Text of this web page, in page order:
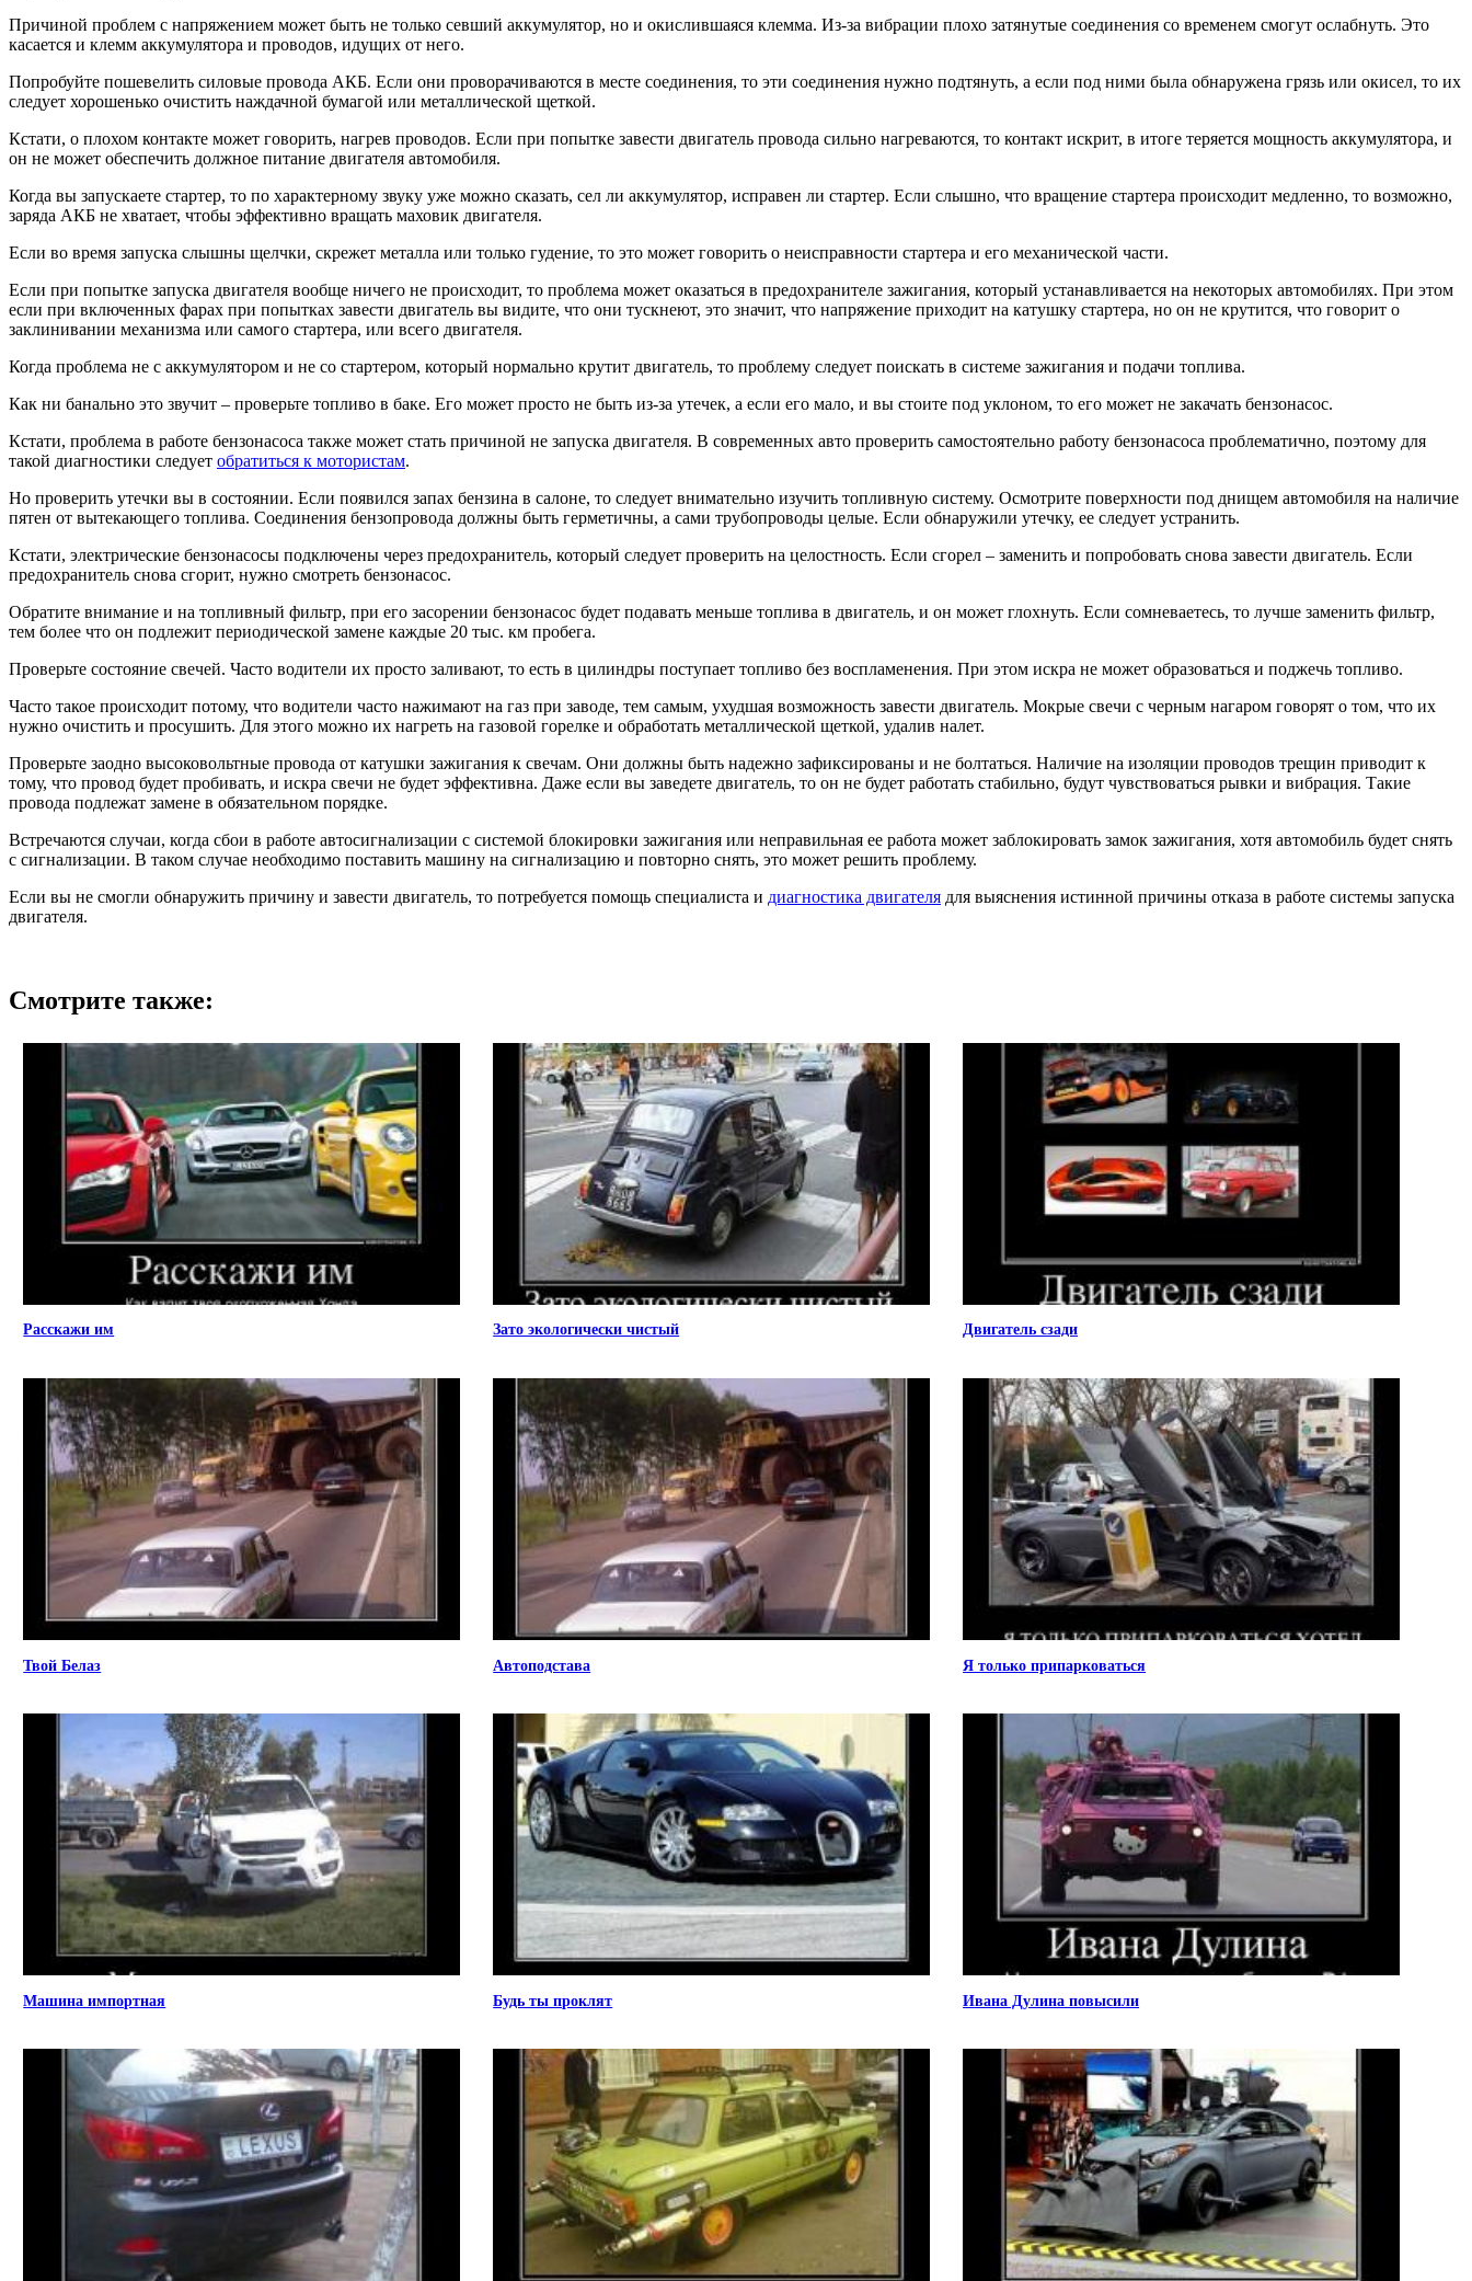
Причиной проблем с напряжением может быть не только севший аккумулятор, но и окислившаяся клемма. Из-за вибрации плохо затянутые соединения со временем смогут ослабнуть. Это
касается и клемм аккумулятора и проводов, идущих от него.
Попробуйте пошевелить силовые провода АКБ. Если они проворачиваются в месте соединения, то эти соединения нужно подтянуть, а если под ними была обнаружена грязь или окисел, то их
следует хорошенько очистить наждачной бумагой или металлической щеткой.
Кстати, о плохом контакте может говорить, нагрев проводов. Если при попытке завести двигатель провода сильно нагреваются, то контакт искрит, в итоге теряется мощность аккумулятора, и
он не может обеспечить должное питание двигателя автомобиля.
Когда вы запускаете стартер, то по характерному звуку уже можно сказать, сел ли аккумулятор, исправен ли стартер. Если слышно, что вращение стартера происходит медленно, то возможно,
заряда АКБ не хватает, чтобы эффективно вращать маховик двигателя.
Если во время запуска слышны щелчки, скрежет металла или только гудение, то это может говорить о неисправности стартера и его механической части.
Если при попытке запуска двигателя вообще ничего не происходит, то проблема может оказаться в предохранителе зажигания, который устанавливается на некоторых автомобилях. При этом
если при включенных фарах при попытках завести двигатель вы видите, что они тускнеют, это значит, что напряжение приходит на катушку стартера, но он не крутится, что говорит о
заклинивании механизма или самого стартера, или всего двигателя.
Когда проблема не с аккумулятором и не со стартером, который нормально крутит двигатель, то проблему следует поискать в системе зажигания и подачи топлива.
Как ни банально это звучит – проверьте топливо в баке. Его может просто не быть из-за утечек, а если его мало, и вы стоите под уклоном, то его может не закачать бензонасос.
Кстати, проблема в работе бензонасоса также может стать причиной не запуска двигателя. В современных авто проверить самостоятельно работу бензонасоса проблематично, поэтому для
такой диагностики следует обратиться к мотористам.
Но проверить утечки вы в состоянии. Если появился запах бензина в салоне, то следует внимательно изучить топливную систему. Осмотрите поверхности под днищем автомобиля на наличие
пятен от вытекающего топлива. Соединения бензопровода должны быть герметичны, а сами трубопроводы целые. Если обнаружили утечку, ее следует устранить.
Кстати, электрические бензонасосы подключены через предохранитель, который следует проверить на целостность. Если сгорел – заменить и попробовать снова завести двигатель. Если
предохранитель снова сгорит, нужно смотреть бензонасос.
Обратите внимание и на топливный фильтр, при его засорении бензонасос будет подавать меньше топлива в двигатель, и он может глохнуть. Если сомневаетесь, то лучше заменить фильтр,
тем более что он подлежит периодической замене каждые 20 тыс. км пробега.
Проверьте состояние свечей. Часто водители их просто заливают, то есть в цилиндры поступает топливо без воспламенения. При этом искра не может образоваться и поджечь топливо.
Часто такое происходит потому, что водители часто нажимают на газ при заводе, тем самым, ухудшая возможность завести двигатель. Мокрые свечи с черным нагаром говорят о том, что их
нужно очистить и просушить. Для этого можно их нагреть на газовой горелке и обработать металлической щеткой, удалив налет.
Проверьте заодно высоковольтные провода от катушки зажигания к свечам. Они должны быть надежно зафиксированы и не болтаться. Наличие на изоляции проводов трещин приводит к
тому, что провод будет пробивать, и искра свечи не будет эффективна. Даже если вы заведете двигатель, то он не будет работать стабильно, будут чувствоваться рывки и вибрация. Такие
провода подлежат замене в обязательном порядке.
Встречаются случаи, когда сбои в работе автосигнализации с системой блокировки зажигания или неправильная ее работа может заблокировать замок зажигания, хотя автомобиль будет снять
с сигнализации. В таком случае необходимо поставить машину на сигнализацию и повторно снять, это может решить проблему.
Если вы не смогли обнаружить причину и завести двигатель, то потребуется помощь специалиста и диагностика двигателя для выяснения истинной причины отказа в работе системы запуска
двигателя.
Смотрите также:
Расскажи им Зато экологически чистый Двигатель сзади
Твой Белаз Автоподстава Я только припарковаться
Машина импортная Будь ты проклят Ивана Дулина повысили